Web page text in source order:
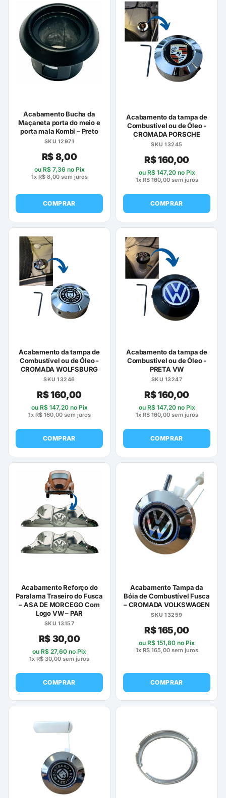
Acabamento Bucha da
Maçaneta porta do meio e
porta mala Kombi – Preto
SKU 12971
R$8,00
ou R$7,36 no Pix
1x R$8,00sem juros
COMPRAR
Acabamento da tampa de
Combustível ou de Óleo -
CROMADA PORSCHE
SKU 13245
R$160,00
ou R$147,20no Pix
1x R$160,00sem juros
COMPRAR
Acabamento da tampa de
Combustível ou de Óleo -
CROMADA WOLFSBURG
SKU 13246
R$160,00
ou R$147,20no Pix
1x R$160,00sem juros
COMPRAR
Acabamento da tampa de
Combustível ou de Óleo -
PRETA VW
SKU 13247
R$160,00
ou R$147,20no Pix
1x R$160,00sem juros
COMPRAR
Acabamento Reforço do
Paralama Traseiro do Fusca
– ASA DE MORCEGO Com
Logo VW – PAR
SKU 13157
R$30,00
ou R$ 27,60 no Pix
1x R$ 30,00 sem juros
COMPRAR
Acabamento Tampa da
Bóia de Combustível Fusca
– CROMADA VOLKSWAGEN
SKU 13259
R$165,00
ou R$ 151,80 no Pix
1x R$165,00sem juros
COMPRAR